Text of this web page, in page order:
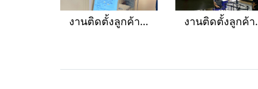
งานติดตั้งลูกค้าเช่าทีวี แถมป้ายไฟ slim light box A2 พร้อมขาตั้ง stand งานติดตั้งลูกค้าเช่